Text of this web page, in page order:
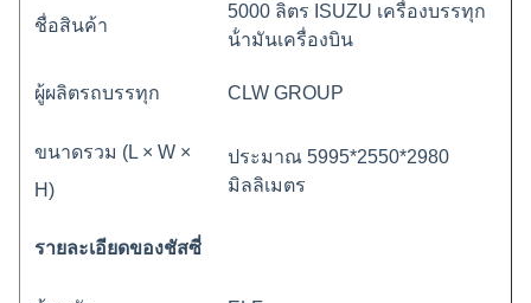
ชื่อสินค้า
5000 ลิตร ISUZU เครื่องบรรทุก
น้ํามันเครื่องบิน
ผู้ผลิตรถบรรทุก CLW GROUP
ขนาดรวม (L × W ×
H)
ประมาณ 5995*2550*2980
มิลลิเมตร
รายละเอียดของชัสซี่